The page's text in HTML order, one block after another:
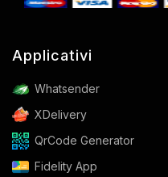
Applicativi
Whatsender
XDelivery
QrCode Generator
Fidelity App